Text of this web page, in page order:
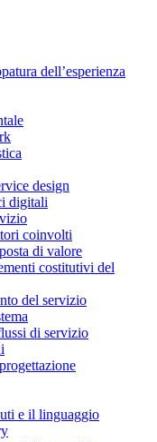
dell’esperienza
design
digitali
coinvolti
di valore
costitutivi del
del servizio
di servizio
e il linguaggio